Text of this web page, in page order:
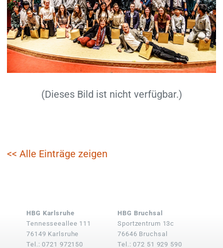
(Dieses Bild ist nicht verfügbar.)
<< Alle Einträge zeigen
HBG Karlsruhe
Tennesseeallee 111
76149 Karlsruhe
Tel.: 0721 972150
HBG Bruchsal
Sportzentrum 13c
76646 Bruchsal
Tel.: 072 51 929 590